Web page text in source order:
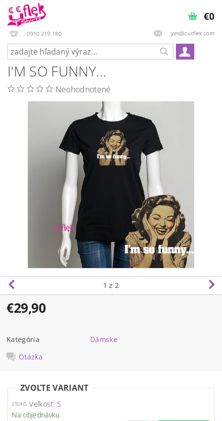
0910 219 180 yes@cucflek.com
€0
I'M SO FUNNY...
Neohodnotené
1 z 2
€29,90
Kategória
Dámske
Otázka
ZVOĽTE VARIANT
2924/S Veľkosť: S
Na objednávku